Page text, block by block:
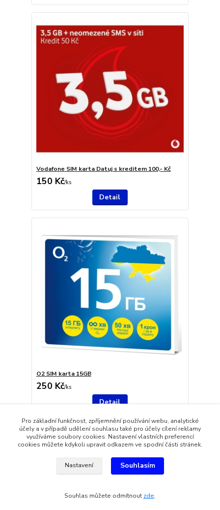
Vodafone SIM karta Datuj s kreditem 100,- Kč
150 Kč/ks
Detail
O2 SIM karta 15GB
250 Kč/ks
Detail
strana z 1
Pro základní funkčnost, zpříjemnění používání webu, analytické
účely a v případě udělení souhlasu také pro účely cílení reklamy
využíváme soubory cookies. Nastavení vlastních preferencí
cookies můžete kdykoli upravit odkazem ve spodní části stránek.
Nastavení Souhlasím
Souhlas můžete odmítnout zde.